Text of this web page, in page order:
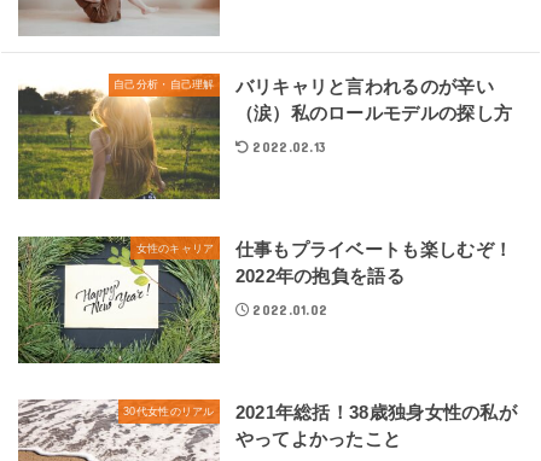
自己分析・自己理解
バリキャリと言われるのが辛い
（涙）私のロールモデルの探し方
2022.02.13
女性のキャリア
仕事もプライベートも楽しむぞ！
2022年の抱負を語る
2022.01.02
30代女性のリアル
2021年総括！38歳独身女性の私が
やってよかったこと